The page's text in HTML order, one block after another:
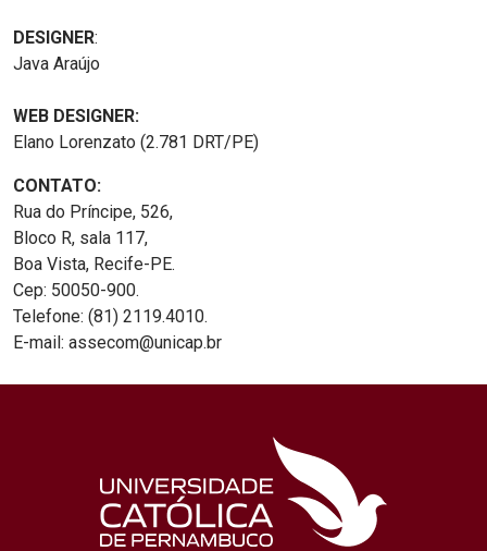
DESIGNER:
Java Araújo
WEB DESIGNER:
Elano Lorenzato (2.781 DRT/PE)
CONTATO:
Rua do Príncipe, 526,
Bloco R, sala 117,
Boa Vista, Recife-PE.
Cep: 50050-900.
Telefone: (81) 2119.4010.
E-mail: assecom@unicap.br